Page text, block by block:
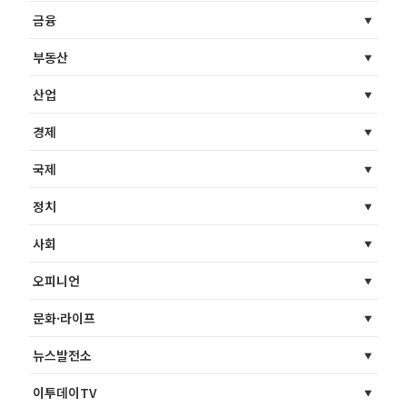
금융
부동산
산업
경제
국제
정치
사회
오피니언
문화·라이프
뉴스발전소
이투데이TV